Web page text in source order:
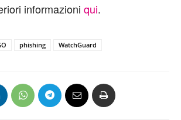
informazioni qui.
phishing WatchGuard